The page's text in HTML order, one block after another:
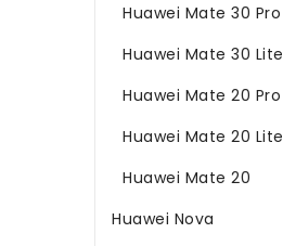
Huawei Mate 30 Pro
Huawei Mate 30 Lite
Huawei Mate 20 Pro
Huawei Mate 20 Lite
Huawei Mate 20
Huawei Nova